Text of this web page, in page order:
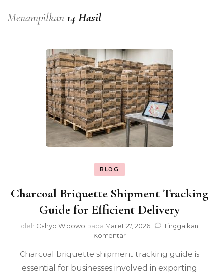
Menampilkan 14 Hasil
BLOG
Charcoal Briquette Shipment Tracking
Guide for Efficient Delivery
oleh Cahyo Wibowo pada Maret 27, 2026
Tinggalkan
Komentarpada
Briquette
Shipment
Charcoal briquette shipment tracking guide is
essential for businesses involved in exporting